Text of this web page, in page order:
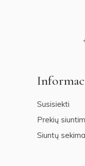
Susisiekti
Prekių
Siuntų